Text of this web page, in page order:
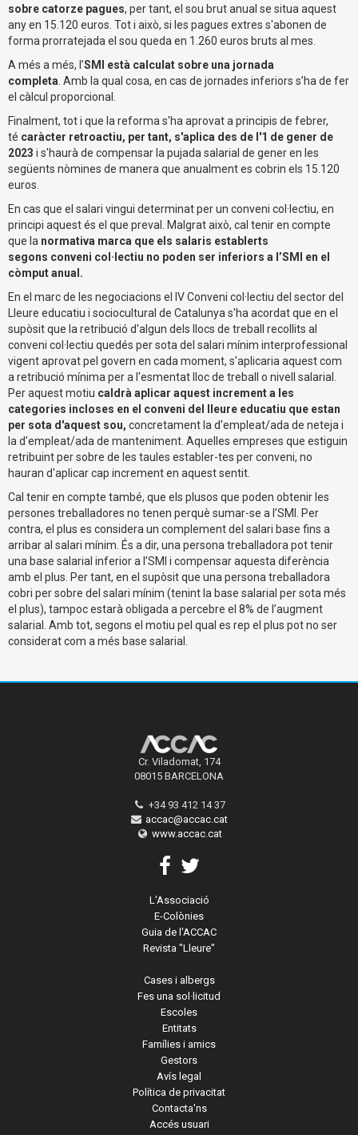
sobre catorze pagues, per tant, el sou brut anual se situa aquest
any en 15.120 euros. Tot i això, si les pagues extres s'abonen de
forma prorratejada el sou queda en 1.260 euros bruts al mes.
A més a més, l’SMI està calculat sobre una jornada
completa . Amb la qual cosa, en cas de jornades inferiors s’ha de fer
el càlcul proporcional.
Finalment, tot i que la reforma s'ha aprovat a principis de febrer,
té caràcter retroactiu, per tant, s'aplica des de l'1 de gener de
2023 i s'haurà de compensar la pujada salarial de gener en les
següents nòmines de manera que anualment es cobrin els 15.120
euros.
En cas que el salari vingui determinat per un conveni col·lectiu, en
principi aquest és el que preval. Malgrat això, cal tenir en compte
que la normativa marca que els salaris establerts
segons conveni col·lectiu no poden ser inferiors a l’SMI en el
còmput anual.
En el marc de les negociacions el IV Conveni col·lectiu del sector del
Lleure educatiu i sociocultural de Catalunya s'ha acordat que en el
supòsit que la retribució d'algun dels llocs de treball recollits al
conveni col·lectiu quedés per sota del salari mínim interprofessional
vigent aprovat pel govern en cada moment, s'aplicaria aquest com
a retribució mínima per a l'esmentat lloc de treball o nivell salarial.
Per aquest motiu caldrà aplicar aquest increment a les
categories incloses en el conveni del lleure educatiu que estan
per sota d'aquest sou, concretament la d'empleat/ada de neteja i
la d'empleat/ada de manteniment. Aquelles empreses que estiguin
retribuint per sobre de les taules establer-tes per conveni, no
hauran d'aplicar cap increment en aquest sentit.
Cal tenir en compte també, que els plusos que poden obtenir les
persones treballadores no tenen perquè sumar-se a l’SMI. Per
contra, el plus es considera un complement del salari base fins a
arribar al salari mínim. És a dir, una persona treballadora pot tenir
una base salarial inferior a l’SMI i compensar aquesta diferència
amb el plus. Per tant, en el supòsit que una persona treballadora
cobri per sobre del salari mínim (tenint la base salarial per sota més
el plus), tampoc estarà obligada a percebre el 8% de l’augment
salarial. Amb tot, segons el motiu pel qual es rep el plus pot no ser
considerat com a més base salarial.
Cr. Viladomat, 174
08015 BARCELONA
+34 93 412 14 37
accac@accac.cat
www.accac.cat
L'Associació
E-Colònies
Guia de l'ACCAC
Revista "Lleure"
Cases i albergs
Fes una sol·licitud
Escoles
Entitats
Famílies i amics
Gestors
Avís legal
Política de privacitat
Contacta'ns
Accés usuari